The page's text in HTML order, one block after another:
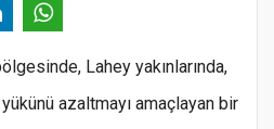
Lahey yakınlarında,
azaltmayı amaçlayan bir